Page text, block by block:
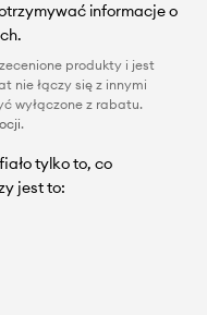
informacje o
produkty i jest
nie łączy się z innymi
wyłączone z rabatu.
.
tylko to, co
jest to: